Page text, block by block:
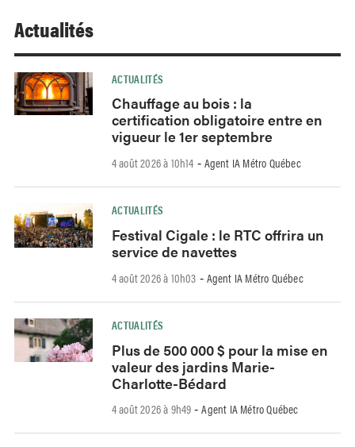
Actualités
ACTUALITÉS
Chauffage au bois : la
certification obligatoire entre en
vigueur le 1er septembre
4 août 2026 à 10h14 - Agent IA Métro Québec
ACTUALITÉS
Festival Cigale : le RTC offrira un
service de navettes
4 août 2026 à 10h03 - Agent IA Métro Québec
ACTUALITÉS
Plus de 500 000 $ pour la mise en
valeur des jardins Marie-
Charlotte-Bédard
4 août 2026 à 9h49 -Agent IA Métro Québec